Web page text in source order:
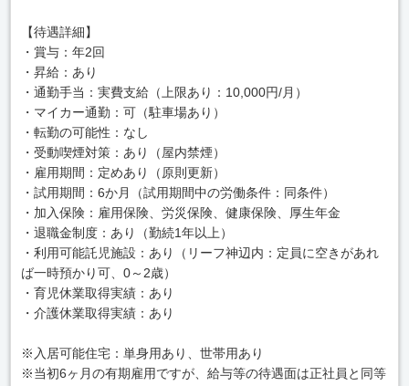
【待遇詳細】
・賞与：年2回
・昇給：あり
・通勤手当：実費支給（上限あり：10,000円/月）
・マイカー通勤：可（駐車場あり）
・転勤の可能性：なし
・受動喫煙対策：あり（屋内禁煙）
・雇用期間：定めあり（原則更新）
・試用期間：6か月（試用期間中の労働条件：同条件）
・加入保険：雇用保険、労災保険、健康保険、厚生年金
・退職金制度：あり（勤続1年以上）
・利用可能託児施設：あり（リーフ神辺内：定員に空きがあれ
ば一時預かり可、0～2歳）
・育児休業取得実績：あり
・介護休業取得実績：あり
※入居可能住宅：単身用あり、世帯用あり
※当初6ヶ月の有期雇用ですが、給与等の待遇面は正社員と同等